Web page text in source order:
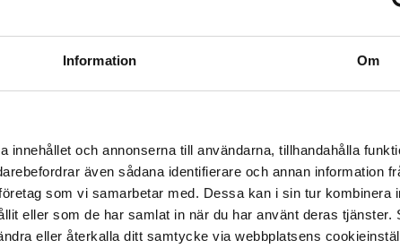
Information Om
innehållet och annonserna till användarna, tillhandahålla
även sådana identifierare och annan information
som vi samarbetar med. Dessa kan i sin tur kombinera
eller som de har samlat in när du har använt deras tjänster.
eller återkalla ditt samtycke via webbplatsens
Se lagerstatus
Få mejl när varan finns i lager
Jag accepterar villkoren
Spara